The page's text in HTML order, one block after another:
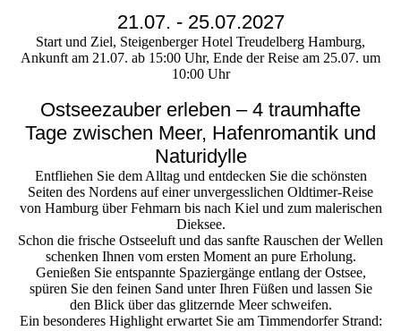
21.07. - 25.07.2027
Start und Ziel, Steigenberger Hotel Treudelberg Hamburg,
Ankunft am 21.07. ab 15:00 Uhr, Ende der Reise am 25.07. um
10:00 Uhr
Ostseezauber erleben – 4 traumhafte
Tage zwischen Meer, Hafenromantik und
Naturidylle
Entfliehen Sie dem Alltag und entdecken Sie die schönsten
Seiten des Nordens auf einer unvergesslichen Oldtimer-Reise
von Hamburg über Fehmarn bis nach Kiel und zum malerischen
Dieksee.
Schon die frische Ostseeluft und das sanfte Rauschen der Wellen
schenken Ihnen vom ersten Moment an pure Erholung.
Genießen Sie entspannte Spaziergänge entlang der Ostsee,
spüren Sie den feinen Sand unter Ihren Füßen und lassen Sie
den Blick über das glitzernde Meer schweifen.
Ein besonderes Highlight erwartet Sie am Timmendorfer Strand: